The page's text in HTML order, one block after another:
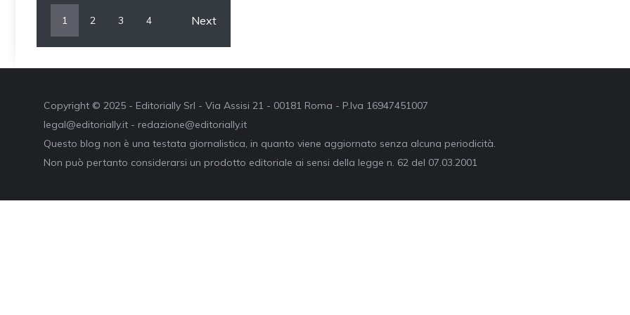
1 2 3 4 Next
Copyright © 2025 - Editorially Srl - Via Assisi 21 - 00181 Roma - P.Iva 16947451007
legal@editorially.it - redazione@editorially.it
Questo blog non è una testata giornalistica, in quanto viene aggiornato senza alcuna periodicità.
Non può pertanto considerarsi un prodotto editoriale ai sensi della legge n. 62 del 07.03.2001